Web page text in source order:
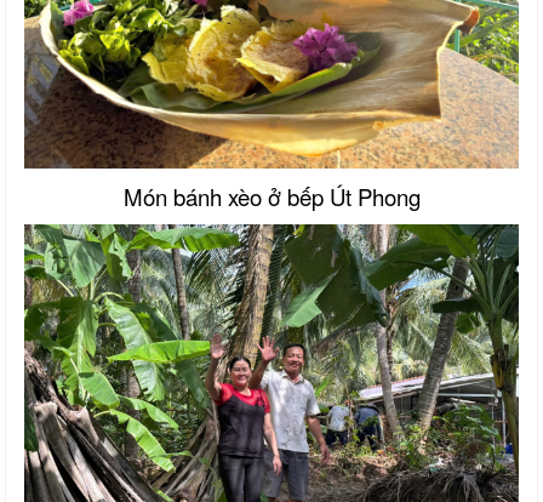
Món bánh xèo ở bếp Út Phong